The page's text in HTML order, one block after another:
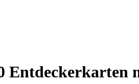
Entdeckerkarten